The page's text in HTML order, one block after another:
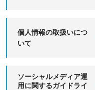
個人情報の取扱いにつ
いて
ソーシャルメディア運
用に関するガイドライ